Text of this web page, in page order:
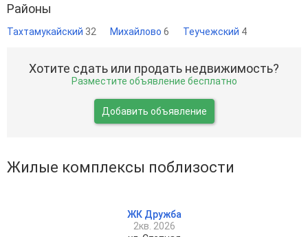
Районы
Тахтамукайский 32 Михайлово 6 Теучежский 4
Хотите сдать или продать недвижимость?
Разместите объявление бесплатно
Добавить объявление
Жилые комплексы поблизости
ЖК Дружба
2кв. 2026